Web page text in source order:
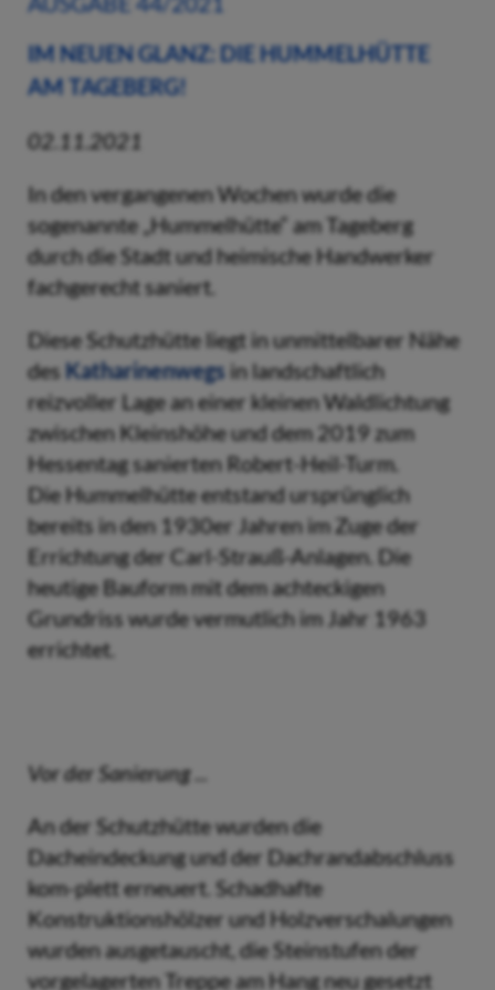
IM NEUEN GLANZ: DIE HUMMELHÜTTE
AM TAGEBERG!
02.11.2021
In den vergangenen Wochen wurde die
sogenannte „Hummelhütte“ am Tageberg
durch die Stadt und heimische Handwerker
fachgerecht saniert.
Diese Schutzhütte liegt in unmittelbarer Nähe
des Katharinenwegs in landschaftlich
reizvoller Lage an einer kleinen Waldlichtung
zwischen Kleinshöhe und dem 2019 zum
Hessentag sanierten Robert-Heil-Turm.
Die Hummelhütte entstand ursprünglich
bereits in den 1930er Jahren im Zuge der
Errichtung der Carl-Strauß-Anlagen. Die
heutige Bauform mit dem achteckigen
Grundriss wurde vermutlich im Jahr 1963
errichtet.
Vor der Sanierung ...
An der Schutzhütte wurden die
Dacheindeckung und der Dachrandabschluss
kom-plett erneuert. Schadhafte
Konstruktionshölzer und Holzverschalungen
wurden ausgetauscht, die Steinstufen der
vorgelagerten Treppe am Hang neu gesetzt